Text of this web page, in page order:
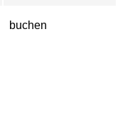
buchen